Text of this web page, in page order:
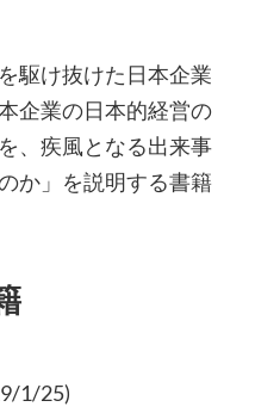
駆け抜けた日本企業
企業の日本的経営の
、疾風となる出来事
か」を説明する書籍
1/25)